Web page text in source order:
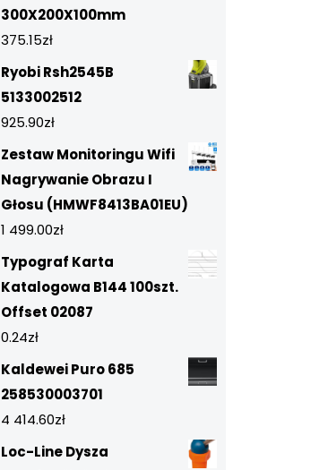
300X200X100mm
375.15zł
Ryobi Rsh2545B
5133002512
925.90zł
Zestaw Monitoringu Wifi
Nagrywanie Obrazu I
Głosu (HMWF8413BA01EU)
1 499.00zł
Typograf Karta
Katalogowa B144 100szt.
Offset 02087
0.24zł
Kaldewei Puro 685
258530003701
4 414.60zł
Loc-Line Dysza